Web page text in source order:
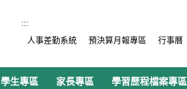
:::
人事差勤系統
預決算月報專區 行事曆
學生專區 家長專區 學習歷程檔案專區